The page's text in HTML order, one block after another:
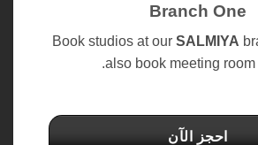
Branch One
Book studios at ourSALMIYA
also book meeting
احجز الآن